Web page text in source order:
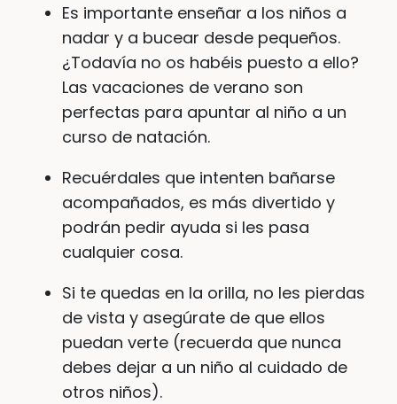
Es importante enseñar a los niños a
nadar y a bucear desde pequeños.
¿Todavía no os habéis puesto a ello?
Las vacaciones de verano son
perfectas para apuntar al niño a un
curso de natación.
Recuérdales que intenten bañarse
acompañados, es más divertido y
podrán pedir ayuda si les pasa
cualquier cosa.
Si te quedas en la orilla, no les pierdas
de vista y asegúrate de que ellos
puedan verte (recuerda que nunca
debes dejar a un niño al cuidado de
otros niños).